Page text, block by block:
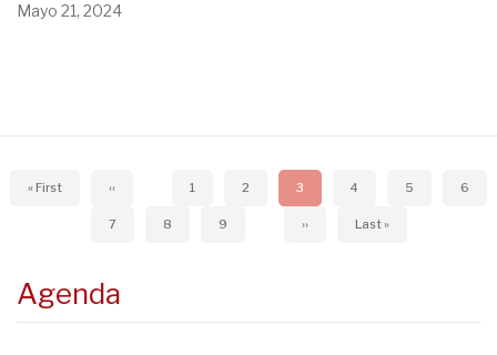
Mayo 21, 2024
Primera
« First Página
‹‹ Page
1 Page
2 Página
actual
3 Page
4 Page
5 Page
6
Page
7 Page
8 Page
9 Siguiente
›› Última
Last »
Agenda